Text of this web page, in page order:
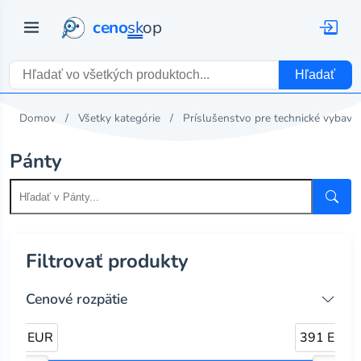
cenoskop
Hľadať
Domov Všetky kategórie Príslušenstvo pre technické
Pánty
Filtrovať produkty
Cenové rozpätie
0 EUR 391 EUR